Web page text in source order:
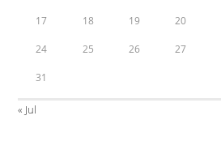
17 18 19 20
24 25 26 27
31
« Jul